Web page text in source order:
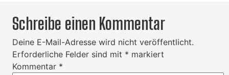
Schreibe einen Kommentar
Deine E-Mail-Adresse wird nicht veröffentlicht.
Erforderliche Felder sind mit * markiert
Kommentar *